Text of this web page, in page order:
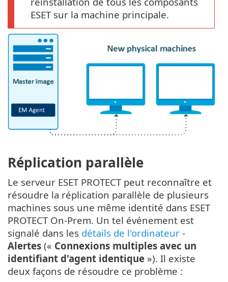
ESET sur la machine principale.
Réplication parallèle
Le serveur ESET PROTECT peut reconnaître et
résoudre la réplication parallèle de plusieurs
machines sous une même identité dans ESET
PROTECT On-Prem. Un tel événement est
signalé dans les détails de l'ordinateur -
Alertes (« Connexions multiples avec un
identifiant d'agent identique »). Il existe
deux façons de résoudre ce problème :